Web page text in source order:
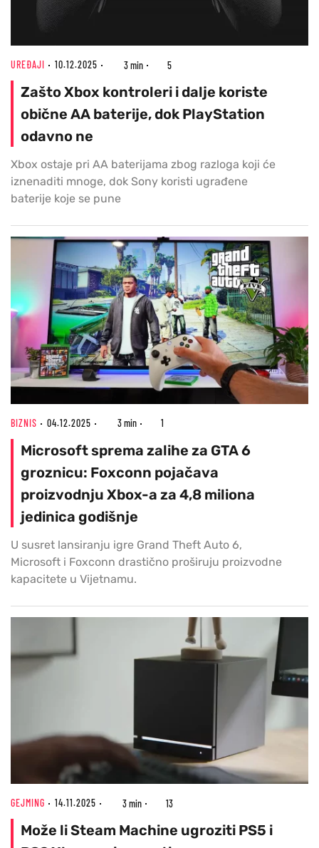
UREĐAJI 10.12.2025 3 min 5
Zašto Xbox kontroleri i dalje koriste
obične AA baterije, dok PlayStation
odavno ne
Xbox ostaje pri AA baterijama zbog razloga koji će
iznenaditi mnoge, dok Sony koristi ugrađene
baterije koje se pune
BIZNIS 04.12.2025 3 min 1
Microsoft sprema zalihe za GTA 6
groznicu: Foxconn pojačava
proizvodnju Xbox-a za 4,8 miliona
jedinica godišnje
U susret lansiranju igre Grand Theft Auto 6,
Microsoft i Foxconn drastično proširuju proizvodne
kapacitete u Vijetnamu.
GEJMING 14.11.2025 3 min 13
Može li Steam Machine ugroziti PS5 i